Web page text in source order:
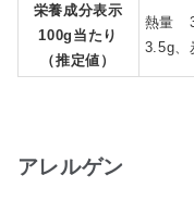
栄養成分表示
100g当たり
（推定値）
熱量
3.5g
アレルゲン